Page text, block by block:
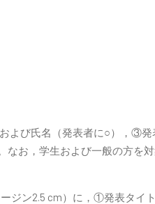
よび氏名（発表者に○），③
お，学生および一般の方を
ージン2.5 cm）に，①発表タ